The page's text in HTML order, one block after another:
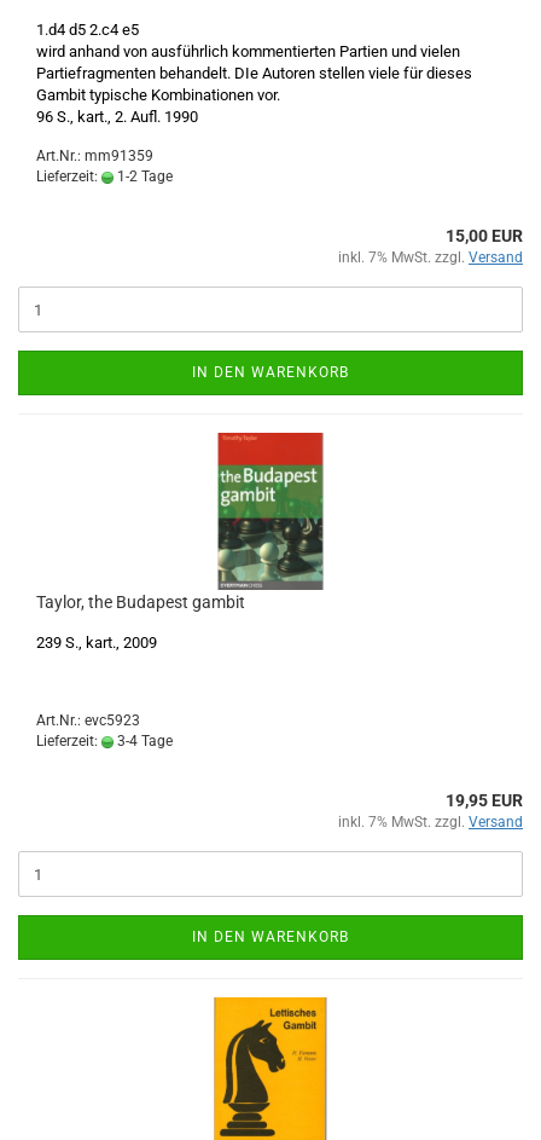
1.d4 d5 2.c4 e5
wird anhand von ausführlich kommentierten Partien und vielen
Partiefragmenten behandelt. DIe Autoren stellen viele für dieses
Gambit typische Kombinationen vor.
96 S., kart., 2. Aufl. 1990
Art.Nr.: mm91359
Lieferzeit:
1-2 Tage
15,00 EUR
inkl. 7% MwSt. zzgl. Versand
IN DEN WARENKORB
Taylor, the Budapest gambit
239 S., kart., 2009
Art.Nr.: evc5923
Lieferzeit:
3-4 Tage
19,95 EUR
inkl. 7% MwSt. zzgl. Versand
IN DEN WARENKORB